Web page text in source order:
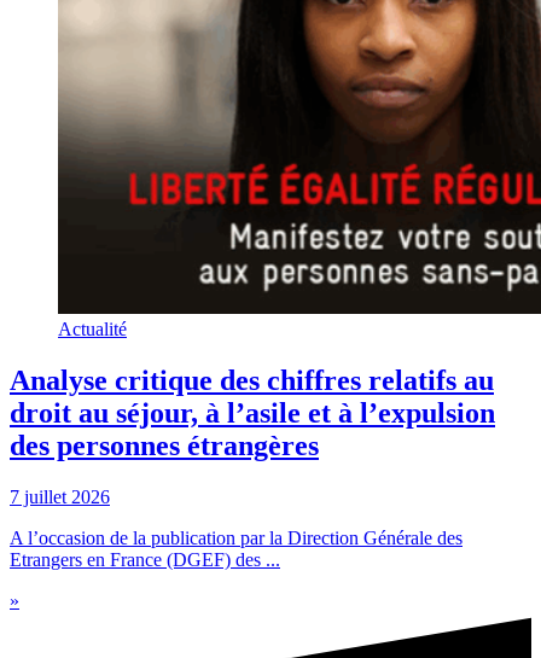
Actualité
Analyse critique des chiffres relatifs au
droit au séjour, à l’asile et à l’expulsion
des personnes étrangères
7 juillet 2026
A l’occasion de la publication par la Direction Générale des
Etrangers en France (DGEF) des ...
»